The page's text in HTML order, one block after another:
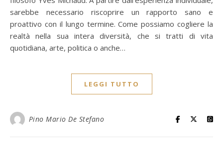
sarebbe necessario riscoprire un rapporto sano e
proattivo con il lungo termine. Come possiamo cogliere la
realtà nella sua intera diversità, che si tratti di vita
quotidiana, arte, politica o anche…
LEGGI TUTTO
Pino Mario De Stefano